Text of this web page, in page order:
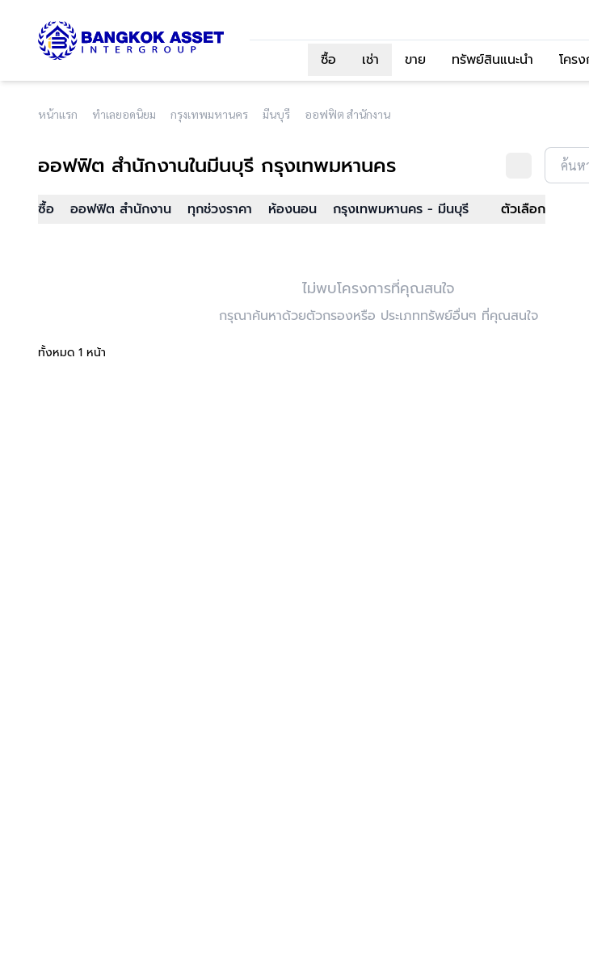
ซื้อ
เช่า ขาย ทรัพย์สินแนะนำ โคร
หน้าแรก ทำเลยอดนิยม กรุงเทพมหานคร มีนบุรี ออฟฟิต สำนักงาน
ออฟฟิต สำนักงานในมีนบุรี กรุงเทพมหานคร ค้นห
ซื้อ ออฟฟิต สำนักงาน ทุกช่วงราคา ห้องนอน กรุงเทพมหานคร - มีนบุรี ตัวเลือก
ไม่พบโครงการที่คุณสนใจ
กรุณาค้นหาด้วยตัวกรองหรือ ประเภททรัพย์อื่นๆ ที่คุณสนใจ
ทั้งหมด 1 หน้า